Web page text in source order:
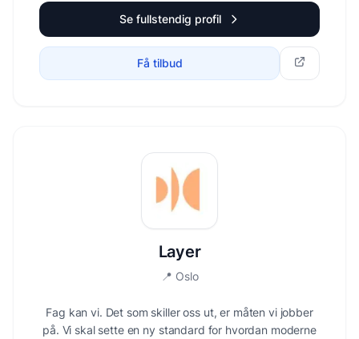
Se fullstendig profil
Få tilbud
Layer
📍 Oslo
Fag kan vi. Det som skiller oss ut, er måten vi jobber
på. Vi skal sette en ny standard for hvordan moderne